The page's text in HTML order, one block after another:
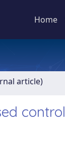
Home
article)
control